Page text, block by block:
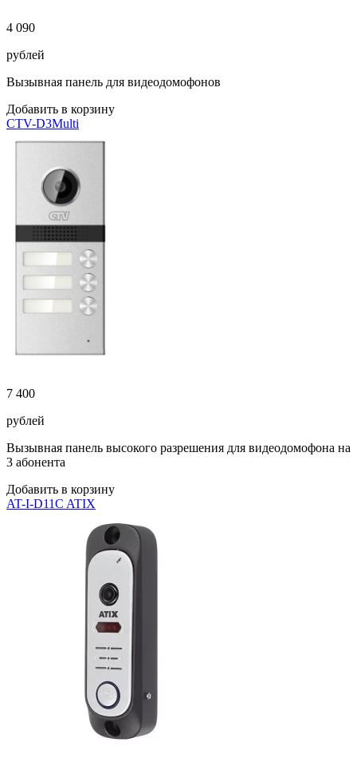
4 090
рублей
Вызывная панель для видеодомофонов
Добавить в корзину
CTV-D3Multi
7 400
рублей
Вызывная панель высокого разрешения для видеодомофона на
3 абонента
Добавить в корзину
AT-I-D11C ATIX